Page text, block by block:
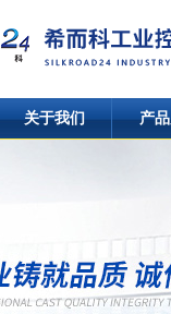
关于我们 产